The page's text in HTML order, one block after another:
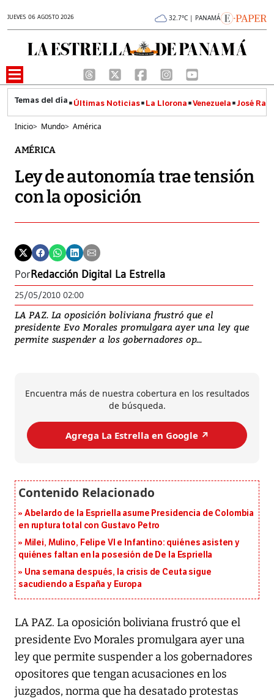
JUEVES 06 AGOSTO 2026 32.7°C | PANAMÁ
Últimas Noticias La Llorona Venezuela José
Inicio> Mundo> América
AMÉRICA
Ley de autonomía trae tensión
con la oposición
PorRedacción Digital La Estrella
25/05/2010 02:00
LA PAZ. La oposición boliviana frustró que el
presidente Evo Morales promulgara ayer una ley que
permite suspender a los gobernadores op...
Encuentra más de nuestra cobertura en los resultados
de búsqueda.
Agrega La Estrella en Google ↗️
Abelardo de la Espriella asume Presidencia de Colombia
en ruptura total con Gustavo Petro
Milei, Mulino, Felipe VI e Infantino: quiénes asisten y
quiénes faltan en la posesión de De la Espriella
Una semana después, la crisis de Ceuta sigue
sacudiendo a España y Europa
LA PAZ. La oposición boliviana frustró que el
presidente Evo Morales promulgara ayer una
ley que permite suspender a los gobernadores
opositores que tengan acusaciones en los
juzgados, norma que ha desatado protestas